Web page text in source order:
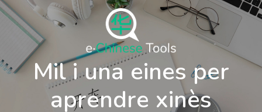
Mil i una eines per
aprendre xinès